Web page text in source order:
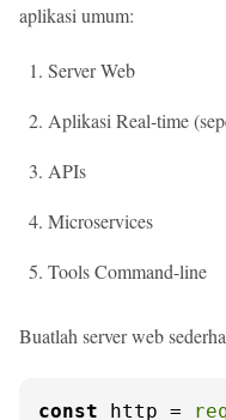
aplikasi umum:
Server Web
Aplikasi Real-time
APIs
Microservices
Tools Command-line
Buatlah server web
const http =